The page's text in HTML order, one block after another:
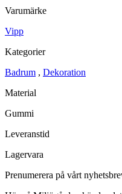
Varumärke
Vipp
Kategorier
Badrum , Dekoration
Material
Gummi
Leveranstid
Lagervara
Prenumerera på vårt